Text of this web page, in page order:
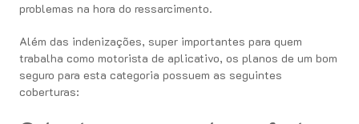
problemas na hora do ressarcimento.
Além das indenizações, super importantes para quem
trabalha como motorista de aplicativo, os planos de um bom
seguro para esta categoria possuem as seguintes
coberturas: